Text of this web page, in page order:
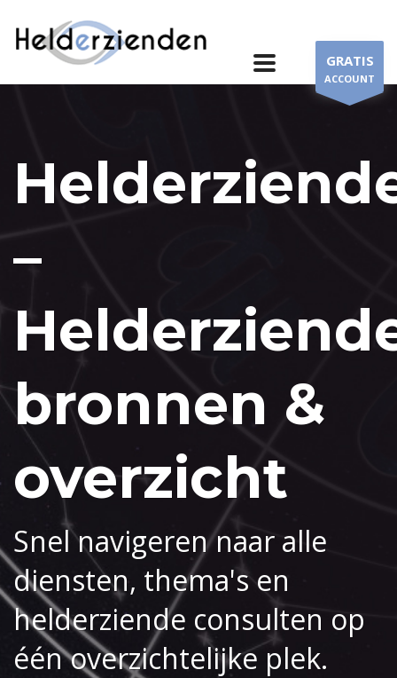
GRATIS
ACCOUNT
–
bronnen &
overzicht
Snel navigeren naar alle
diensten, thema's en
helderziende consulten op
één overzichtelijke plek.